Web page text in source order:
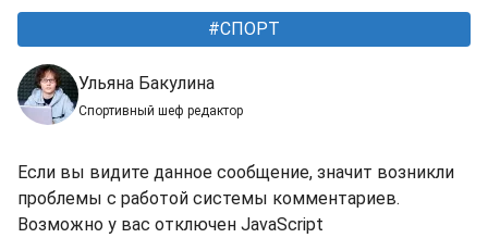
СПОРТ
Ульяна Бакулина
Спортивный шеф редактор
Если вы видите данное сообщение, значит возникли
проблемы с работой системы комментариев.
Возможно у вас отключен JavaScript